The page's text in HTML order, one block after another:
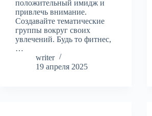
положительный имидж и
привлечь внимание.
Создавайте тематические
группы вокруг своих
увлечений. Будь то фитнес,
…
writer
19 апреля 2025